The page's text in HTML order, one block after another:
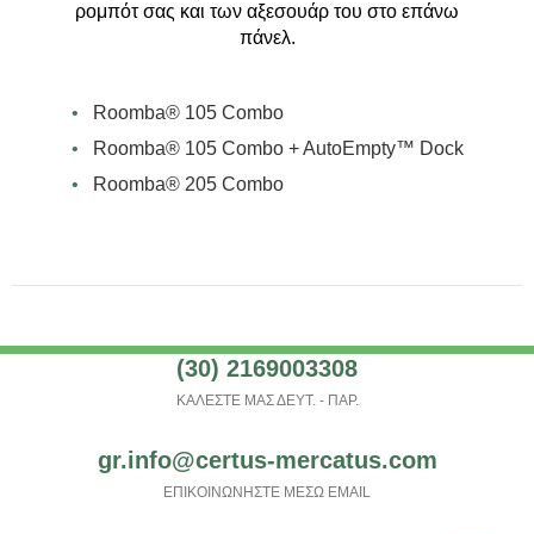
ρομπότ σας και των αξεσουάρ του στο επάνω
πάνελ.
•
Roomba® 105 Combo
•
Roomba® 105 Combo + AutoEmpty™ Dock
•
Roomba® 205 Combo
(30) 2169003308
ΚΑΛΕΣΤΕ ΜΑΣ ΔΕΥΤ. - ΠΑΡ.
gr.info@certus-mercatus.com
ΕΠΙΚΟΙΝΩΝΗΣΤΕ ΜΕΣΩ EMAIL